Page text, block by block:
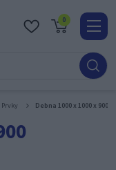
0
O
Prvky Debna 1000 x 1000 x 900